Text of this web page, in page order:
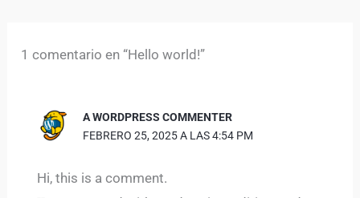
1 comentario en “Hello world!”
A WORDPRESS COMMENTER
FEBRERO 25, 2025 A LAS 4:54 PM
Hi, this is a comment.